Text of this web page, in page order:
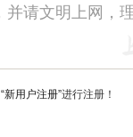
“新用户注册”进行注册！